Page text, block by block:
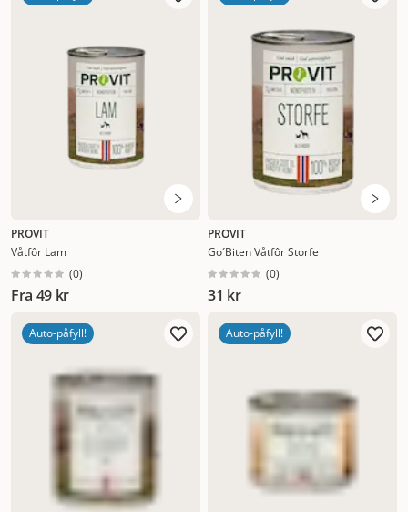
PROVIT
Våtfôr Lam
(0)
Fra 49 kr
PROVIT
Go´Biten Våtfôr Storfe
(0)
31 kr
Auto-påfyll! Auto-påfyll!